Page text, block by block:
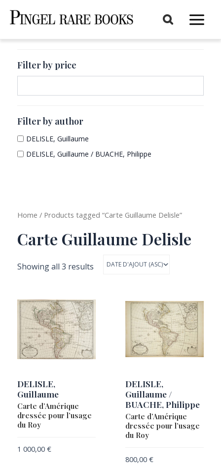
Main
Filter by price
Filter by author
DELISLE, Guillaume
DELISLE, Guillaume / BUACHE, Philippe
Home / Products tagged “Carte Guillaume Delisle”
Carte Guillaume Delisle
Showing all 3 results
DELISLE,
Guillaume
Carte d’Amérique
dressée pour l’usage
du Roy
1 000,00 €
DELISLE,
Guillaume /
BUACHE, Philippe
Carte d’Amérique
dressée pour l’usage
du Roy
800,00 €